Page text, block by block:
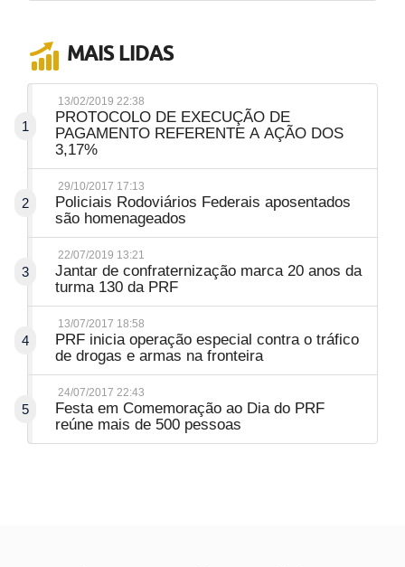
MAIS LIDAS
1
13/02/2019 22:38
PROTOCOLO DE EXECUÇÃO DE
PAGAMENTO REFERENTE A AÇÃO DOS
3,17%
2
29/10/2017 17:13
Policiais Rodoviários Federais aposentados
são homenageados
3
22/07/2019 13:21
Jantar de confraternização marca 20 anos da
turma 130 da PRF
4
13/07/2017 18:58
PRF inicia operação especial contra o tráfico
de drogas e armas na fronteira
5
24/07/2017 22:43
Festa em Comemoração ao Dia do PRF
reúne mais de 500 pessoas